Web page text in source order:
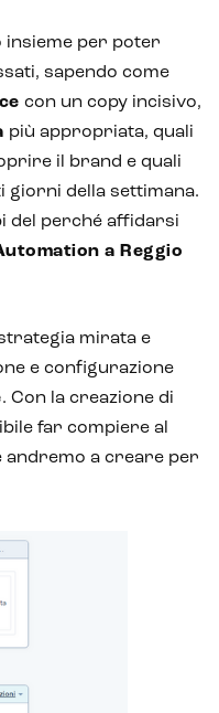
insieme per poter
sapendo come
con un copy incisivo,
più appropriata, quali
il brand e quali
giorni della settimana.
del perché affidarsi
a Reggio
mirata e
e configurazione
. Con la creazione di
far compiere al
andremo a creare per